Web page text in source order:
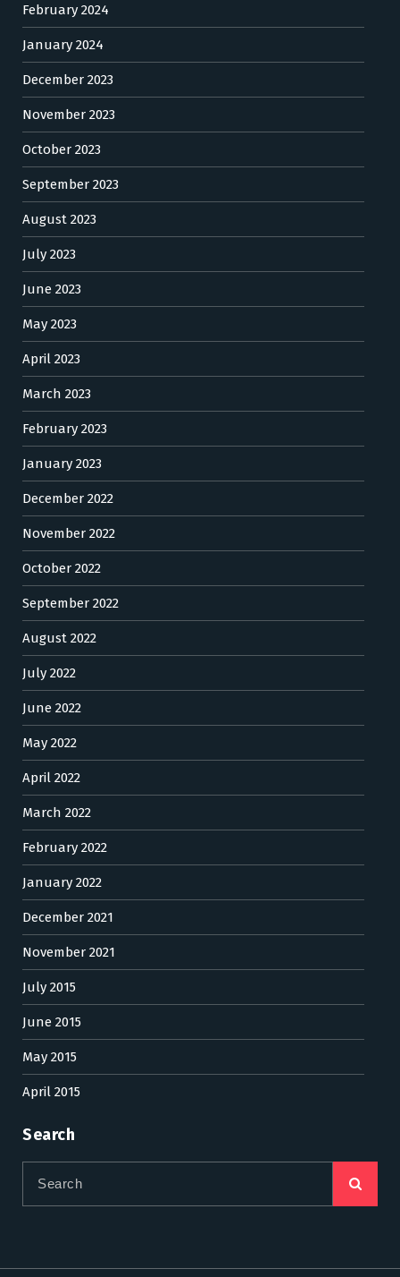
February 2024
January 2024
December 2023
November 2023
October 2023
September 2023
August 2023
July 2023
June 2023
May 2023
April 2023
March 2023
February 2023
January 2023
December 2022
November 2022
October 2022
September 2022
August 2022
July 2022
June 2022
May 2022
April 2022
March 2022
February 2022
January 2022
December 2021
November 2021
July 2015
June 2015
May 2015
April 2015
Search